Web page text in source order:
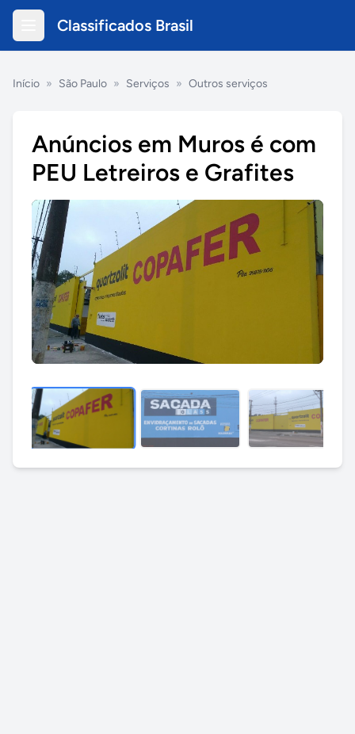
Classificados Brasil
Início » São Paulo » Serviços » Outros serviços
Anúncios em Muros é com
PEU Letreiros e Grafites